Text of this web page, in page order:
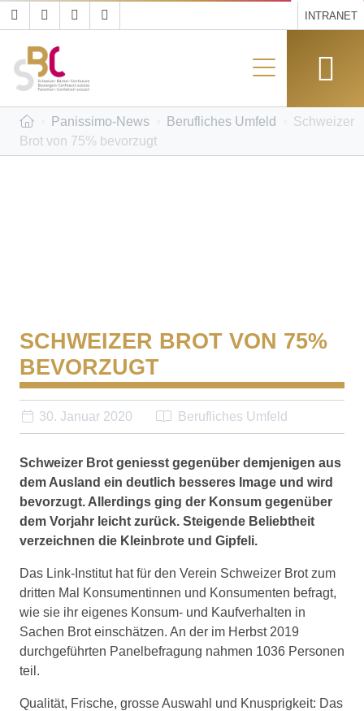
INTRANET
Panissimo-News Berufliches Umfeld
Schweizer
Brot von 75% bevorzugt
SCHWEIZER BROT VON 75%
BEVORZUGT
30. Januar 2020 Berufliches Umfeld
Schweizer Brot geniesst gegenüber demjenigen aus
dem Ausland ein deutlich besseres Image und wird
bevorzugt. Allerdings ging der Konsum gegenüber
dem Vorjahr leicht zurück. Steigende Beliebtheit
verzeichnen die Kleinbrote und Gipfeli.
Das Link-Institut hat für den Verein Schweizer Brot zum
dritten Mal Konsumentinnen und Konsumenten befragt,
wie sie ihr eigenes Konsum- und Kaufverhalten in
Sachen Brot einschätzen. An der im Herbst 2019
durchgeführten Panelbefragung nahmen 1036 Personen
teil.
Qualität, Frische, grosse Auswahl und Knusprigkeit: Das